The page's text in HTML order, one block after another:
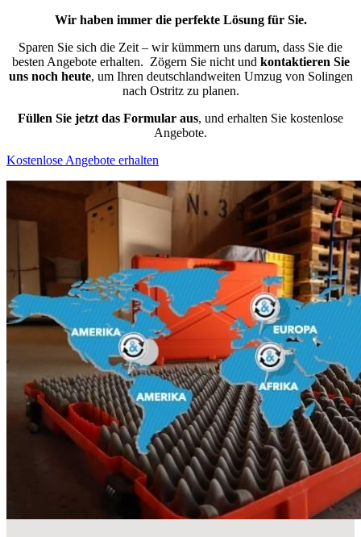
Wir haben immer die perfekte Lösung für Sie.
Sparen Sie sich die Zeit – wir kümmern uns darum, dass Sie die
besten Angebote erhalten. Zögern Sie nicht und kontaktieren Sie
uns noch heute, um Ihren deutschlandweiten Umzug von Solingen
nach Ostritz zu planen.
Füllen Sie jetzt das Formular aus, und erhalten Sie kostenlose
Angebote.
Kostenlose Angebote erhalten